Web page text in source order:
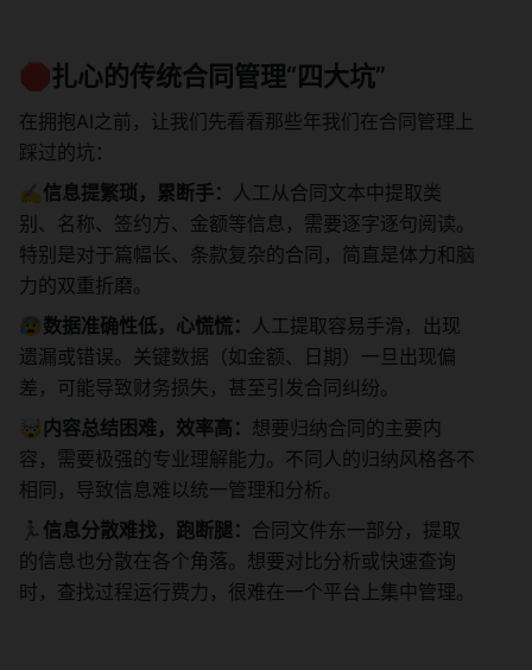
🛑扎心的传统合同管理“四大坑”
在拥抱AI之前，让我们先看看那些年我们在合同管理上
踩过的坑：
✍️信息提繁琐，累断手： 人工从合同文本中提取类
别、名称、签约方、金额等信息，需要逐字逐句阅读。
特别是对于篇幅长、条款复杂的合同，简直是体力和脑
力的双重折磨。
😰数据准确性低，心慌慌： 人工提取容易手滑，出现
遗漏或错误。关键数据（如金额、日期）一旦出现偏
差，可能导致财务损失，甚至引发合同纠纷。
🤯内容总结困难，效率高： 想要归纳合同的主要内
容，需要极强的专业理解能力。不同人的归纳风格各不
相同，导致信息难以统一管理和分析。
🏃信息分散难找，跑断腿： 合同文件东一部分，提取
的信息也分散在各个角落。想要对比分析或快速查询
时，查找过程运行费力，很难在一个平台上集中管理。